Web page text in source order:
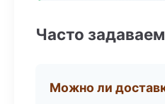
Часто
Можно ли